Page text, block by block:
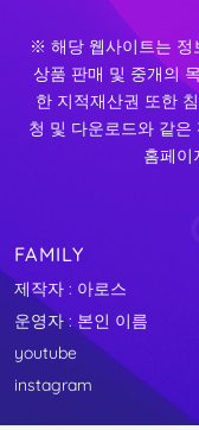
※ 해당 웹사이트는 정
상품 판매 및 중개의
한 지적재산권 또한
청 및 다운로드와 같
홈페이
FAMILY
제작자 : 아로스
운영자 : 본인 이름
youtube
instagram